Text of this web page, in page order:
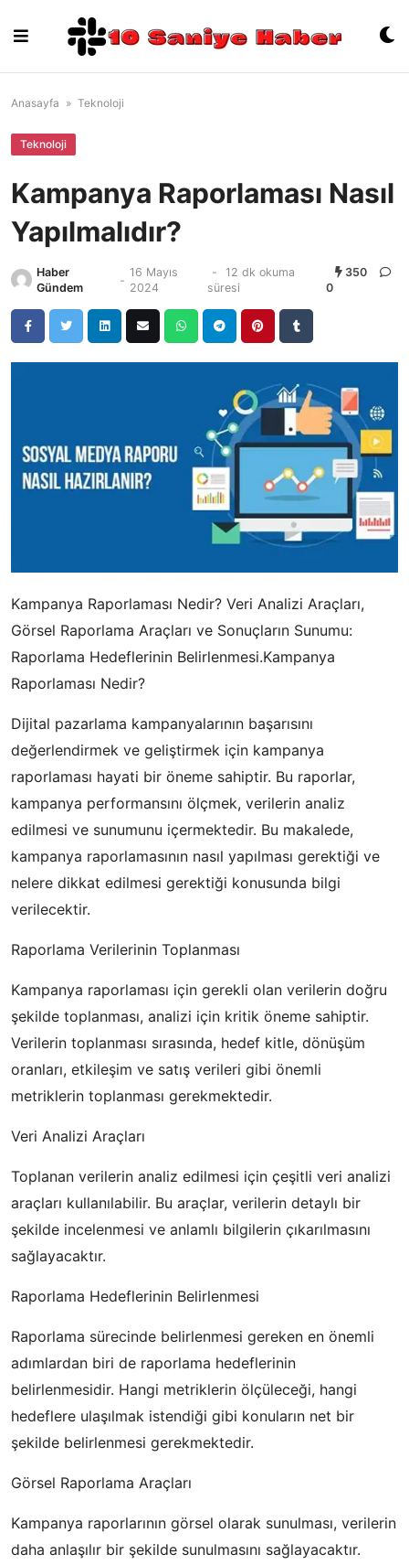
content
Anasayfa » Teknoloji
Teknoloji
Kampanya Raporlaması Nasıl
Yapılmalıdır?
Haber
Gündem
-
16 Mayıs
2024
-
12 dk okuma
süresi
350
0
Kampanya Raporlaması Nedir? Veri Analizi Araçları,
Görsel Raporlama Araçları ve Sonuçların Sunumu:
Raporlama Hedeflerinin Belirlenmesi.Kampanya
Raporlaması Nedir?
Dijital pazarlama kampanyalarının başarısını
değerlendirmek ve geliştirmek için kampanya
raporlaması hayati bir öneme sahiptir. Bu raporlar,
kampanya performansını ölçmek, verilerin analiz
edilmesi ve sunumunu içermektedir. Bu makalede,
kampanya raporlamasının nasıl yapılması gerektiği ve
nelere dikkat edilmesi gerektiği konusunda bilgi
verilecektir.
Raporlama Verilerinin Toplanması
Kampanya raporlaması için gerekli olan verilerin doğru
şekilde toplanması, analizi için kritik öneme sahiptir.
Verilerin toplanması sırasında, hedef kitle, dönüşüm
oranları, etkileşim ve satış verileri gibi önemli
metriklerin toplanması gerekmektedir.
Veri Analizi Araçları
Toplanan verilerin analiz edilmesi için çeşitli veri analizi
araçları kullanılabilir. Bu araçlar, verilerin detaylı bir
şekilde incelenmesi ve anlamlı bilgilerin çıkarılmasını
sağlayacaktır.
Raporlama Hedeflerinin Belirlenmesi
Raporlama sürecinde belirlenmesi gereken en önemli
adımlardan biri de raporlama hedeflerinin
belirlenmesidir. Hangi metriklerin ölçüleceği, hangi
hedeflere ulaşılmak istendiği gibi konuların net bir
şekilde belirlenmesi gerekmektedir.
Görsel Raporlama Araçları
Kampanya raporlarının görsel olarak sunulması, verilerin
daha anlaşılır bir şekilde sunulmasını sağlayacaktır.